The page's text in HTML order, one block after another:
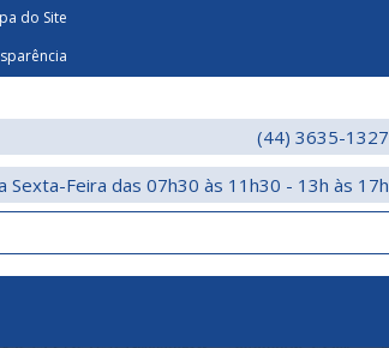
do Site
(44) 3635-1327
Sexta-Feira das 07h30 às 11h30 - 13h às 17h